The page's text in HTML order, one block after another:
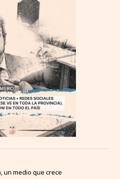
un medio que crece